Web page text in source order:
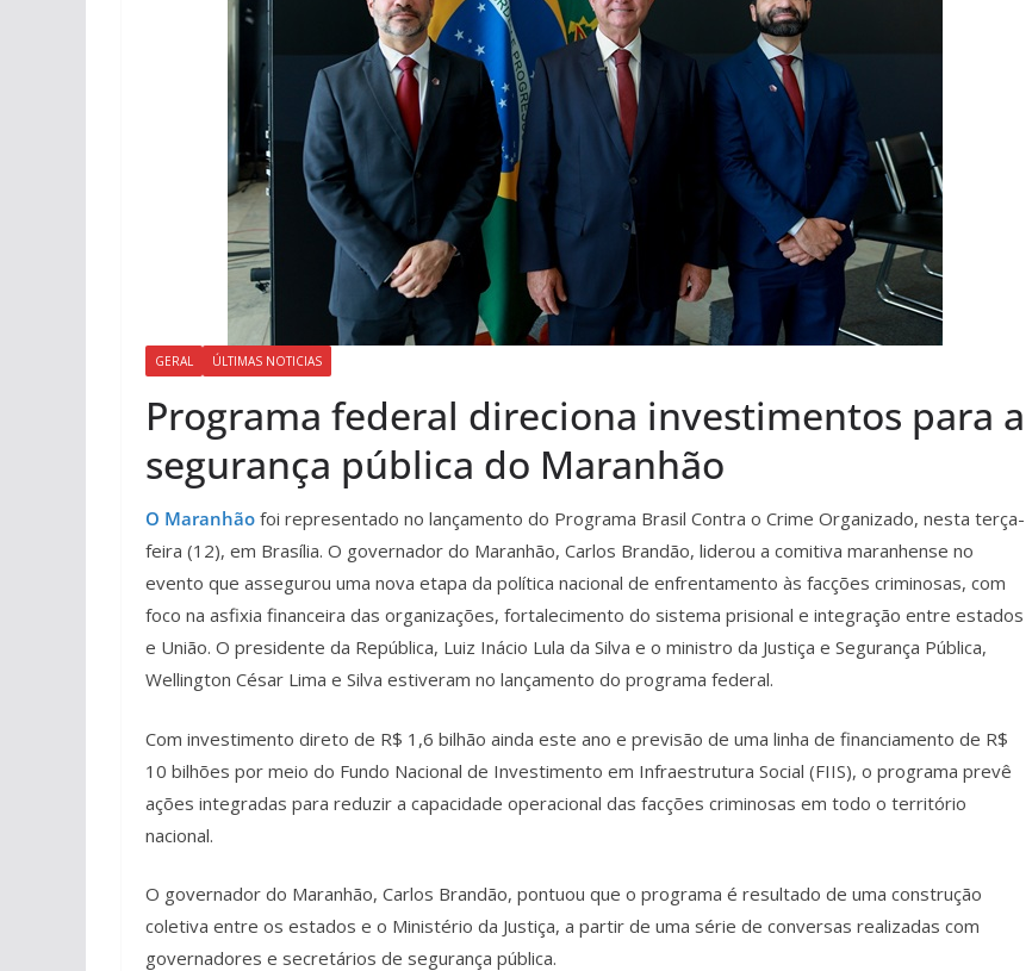
GERAL ÚLTIMAS NOTICIAS
Programa federal direciona investimentos para a
segurança pública do Maranhão
O Maranhão foi representado no lançamento do Programa Brasil Contra o Crime Organizado, nesta terça-
feira (12), em Brasília. O governador do Maranhão, Carlos Brandão, liderou a comitiva maranhense no
evento que assegurou uma nova etapa da política nacional de enfrentamento às facções criminosas, com
foco na asfixia financeira das organizações, fortalecimento do sistema prisional e integração entre estados
e União. O presidente da República, Luiz Inácio Lula da Silva e o ministro da Justiça e Segurança Pública,
Wellington César Lima e Silva estiveram no lançamento do programa federal.
Com investimento direto de R$ 1,6 bilhão ainda este ano e previsão de uma linha de financiamento de R$
10 bilhões por meio do Fundo Nacional de Investimento em Infraestrutura Social (FIIS), o programa prevê
ações integradas para reduzir a capacidade operacional das facções criminosas em todo o território
nacional.
O governador do Maranhão, Carlos Brandão, pontuou que o programa é resultado de uma construção
coletiva entre os estados e o Ministério da Justiça, a partir de uma série de conversas realizadas com
governadores e secretários de segurança pública.